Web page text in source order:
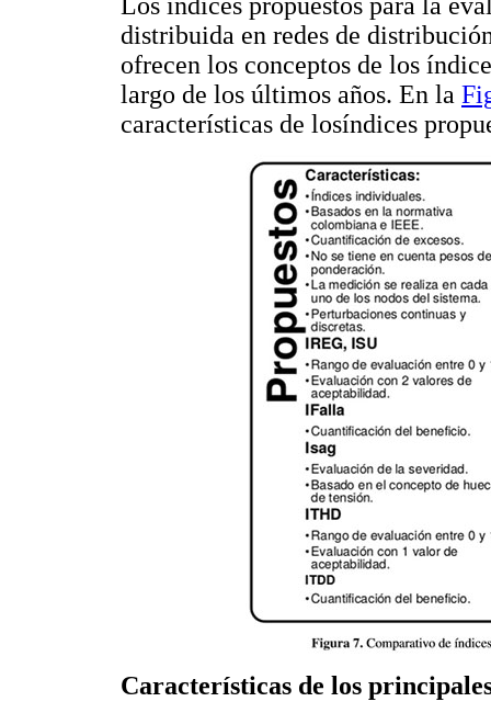
Los índices propuestos para la
distribuida en redes de
ofrecen los conceptos de los
largo de los últimos años. En la
características de losíndices
Características de los